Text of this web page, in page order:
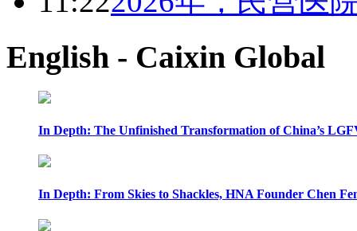
English - Caixin Global
In Depth: The Unfinished Transformation of China’s
In Depth: From Skies to Shackles, HNA Founder Chen